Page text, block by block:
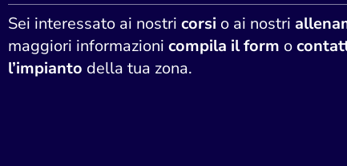
Sei interessato ai nostri corsi o ai nostri
maggiori informazioni compila il form o
l’impianto della tua zona.